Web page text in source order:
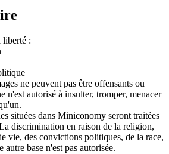
liberté :
ne peuvent pas être offensants ou
n'est autorisé à insulter, tromper, menacer
situées dans Miniconomy seront traitées
discrimination en raison de la religion,
vie, des convictions politiques, de la race,
autre base n'est pas autorisée.